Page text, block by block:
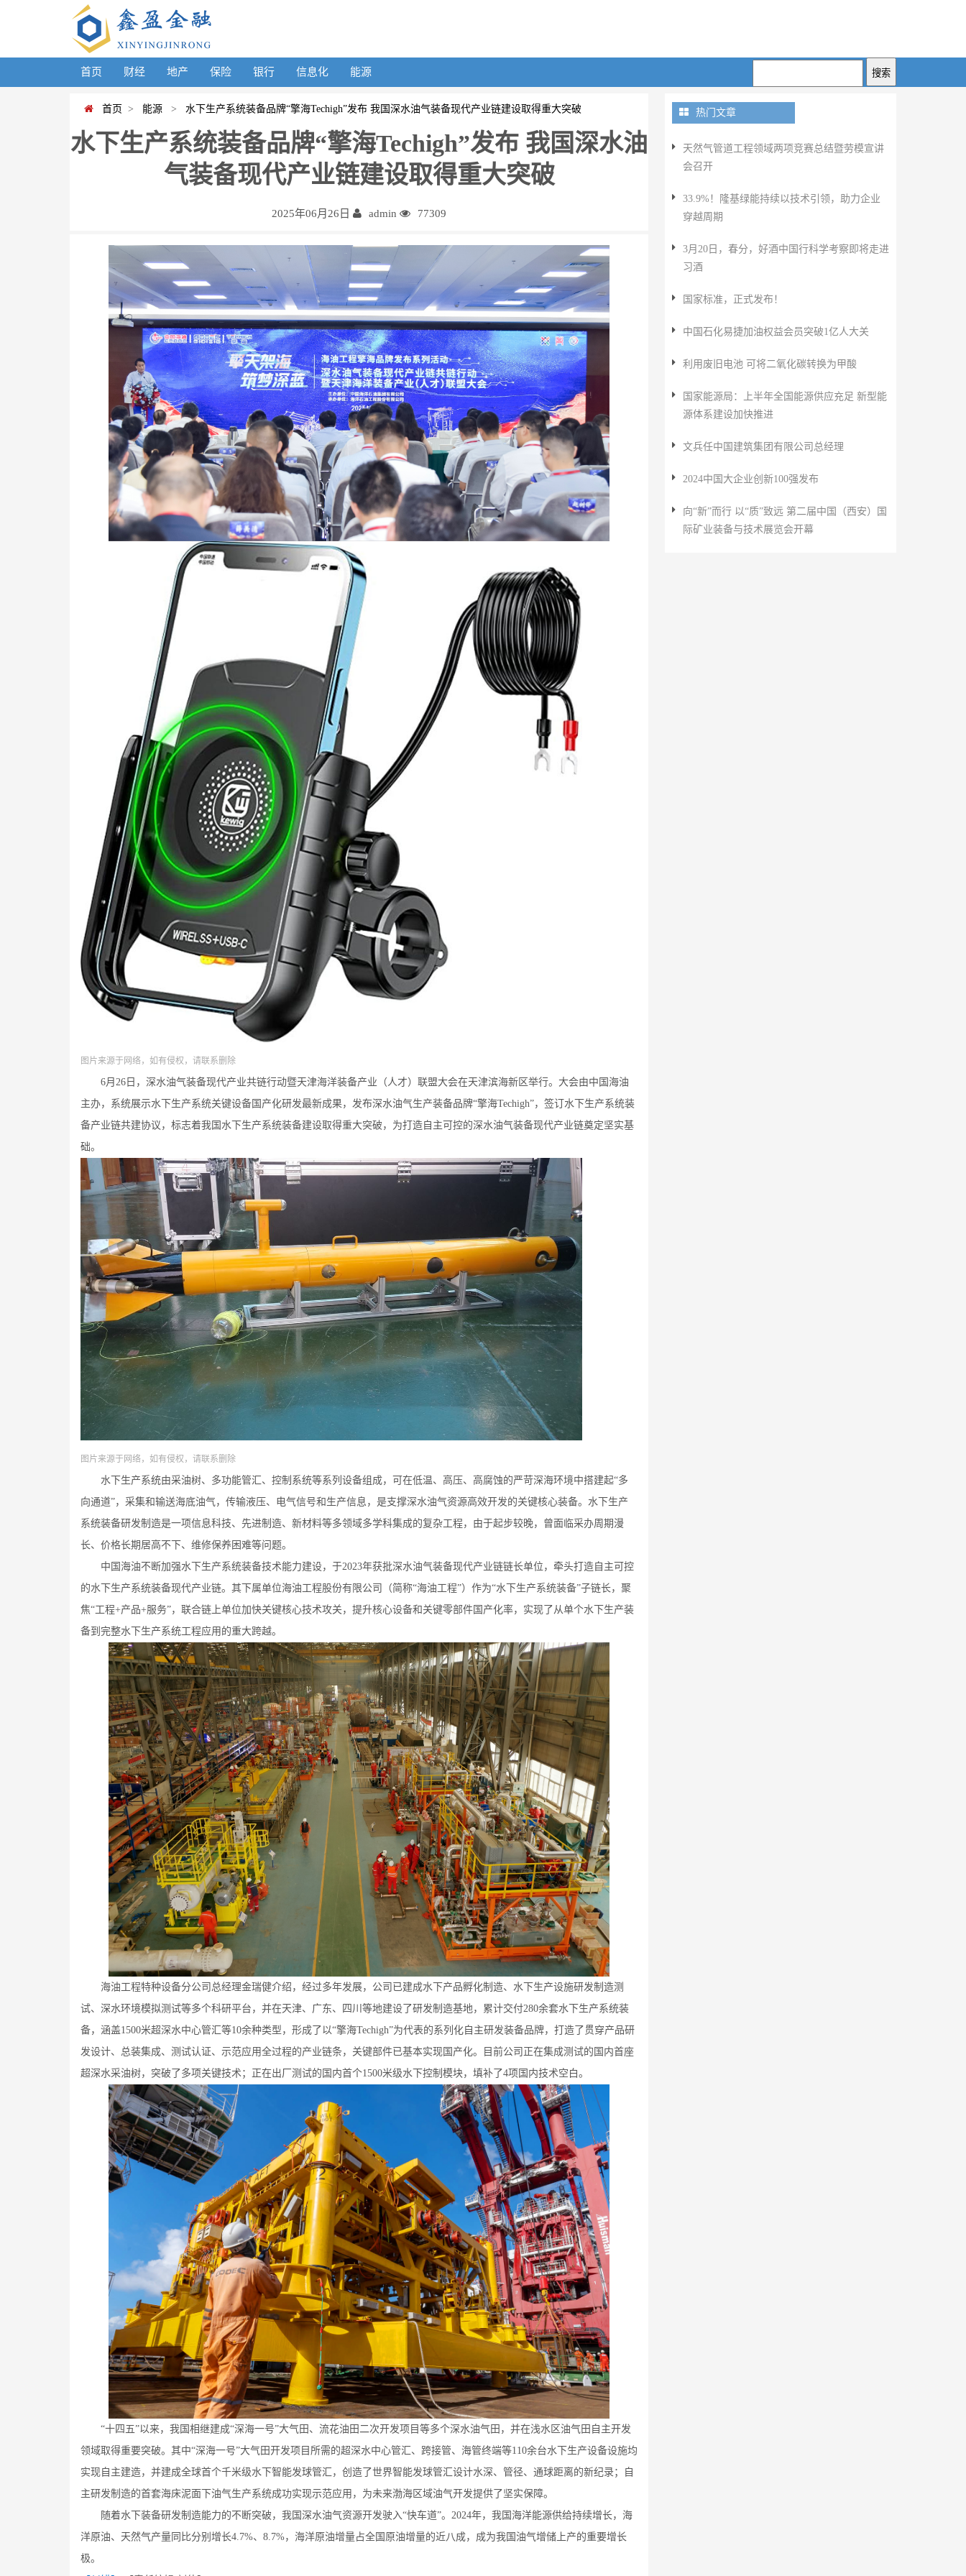
首页 财经 地产 保险 银行 信息化 能源
首页 > 能源 > 水下生产系统装备品牌“擎海Techigh”发布 我国深水油气装备现代产业链建设取得重大突破
水下生产系统装备品牌“擎海Techigh”发布 我国深水油
气装备现代产业链建设取得重大突破
2025年06月26日 admin 77309
图片来源于网络，如有侵权，请联系删除
6月26日，深水油气装备现代产业共链行动暨天津海洋装备产业（人才）联盟大会在天津滨海新区举行。大会由中国海油
主办，系统展示水下生产系统关键设备国产化研发最新成果，发布深水油气生产装备品牌“擎海Techigh”，签订水下生产系统装
备产业链共建协议，标志着我国水下生产系统装备建设取得重大突破，为打造自主可控的深水油气装备现代产业链奠定坚实基
础。
图片来源于网络，如有侵权，请联系删除
水下生产系统由采油树、多功能管汇、控制系统等系列设备组成，可在低温、高压、高腐蚀的严苛深海环境中搭建起“多
向通道”，采集和输送海底油气，传输液压、电气信号和生产信息，是支撑深水油气资源高效开发的关键核心装备。水下生产
系统装备研发制造是一项信息科技、先进制造、新材料等多领域多学科集成的复杂工程，由于起步较晚，曾面临采办周期漫
长、价格长期居高不下、维修保养困难等问题。
中国海油不断加强水下生产系统装备技术能力建设，于2023年获批深水油气装备现代产业链链长单位，牵头打造自主可控
的水下生产系统装备现代产业链。其下属单位海油工程股份有限公司（简称“海油工程”）作为“水下生产系统装备”子链长，聚
焦“工程+产品+服务”，联合链上单位加快关键核心技术攻关，提升核心设备和关键零部件国产化率，实现了从单个水下生产装
备到完整水下生产系统工程应用的重大跨越。
海油工程特种设备分公司总经理金瑞健介绍，经过多年发展，公司已建成水下产品孵化制造、水下生产设施研发制造测
试、深水环境模拟测试等多个科研平台，并在天津、广东、四川等地建设了研发制造基地，累计交付280余套水下生产系统装
备，涵盖1500米超深水中心管汇等10余种类型，形成了以“擎海Techigh”为代表的系列化自主研发装备品牌，打造了贯穿产品研
发设计、总装集成、测试认证、示范应用全过程的产业链条，关键部件已基本实现国产化。目前公司正在集成测试的国内首座
超深水采油树，突破了多项关键技术；正在出厂测试的国内首个1500米级水下控制模块，填补了4项国内技术空白。
“十四五”以来，我国相继建成“深海一号”大气田、流花油田二次开发项目等多个深水油气田，并在浅水区油气田自主开发
领域取得重要突破。其中“深海一号”大气田开发项目所需的超深水中心管汇、跨接管、海管终端等110余台水下生产设备设施均
实现自主建造，并建成全球首个千米级水下智能发球管汇，创造了世界智能发球管汇设计水深、管径、通球距离的新纪录；自
主研发制造的首套海床泥面下油气生产系统成功实现示范应用，为未来渤海区域油气开发提供了坚实保障。
随着水下装备研发制造能力的不断突破，我国深水油气资源开发驶入“快车道”。2024年，我国海洋能源供给持续增长，海
洋原油、天然气产量同比分别增长4.7%、8.7%，海洋原油增量占全国原油增量的近八成，成为我国油气增储上产的重要增长
极。
热门文章
天然气管道工程领域两项竞赛总结暨劳模宣讲
会召开
33.9%！隆基绿能持续以技术引领，助力企业
穿越周期
3月20日，春分，好酒中国行科学考察即将走进
习酒
国家标准，正式发布！
中国石化易捷加油权益会员突破1亿人大关
利用废旧电池 可将二氧化碳转换为甲酸
国家能源局：上半年全国能源供应充足 新型能
源体系建设加快推进
文兵任中国建筑集团有限公司总经理
2024中国大企业创新100强发布
向“新”而行 以“质”致远 第二届中国（西安）国
际矿业装备与技术展览会开幕